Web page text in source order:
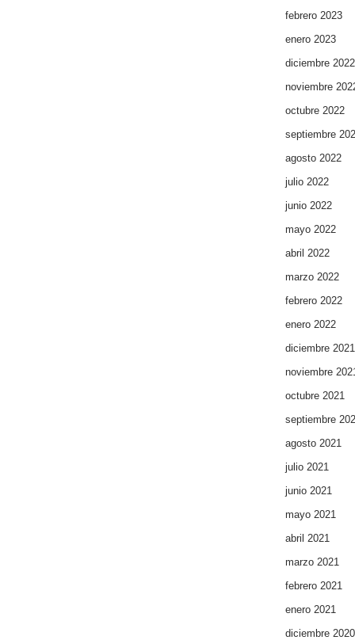
febrero 2023
enero 2023
diciembre 2022
noviembre
octubre 2022
septiembre
agosto 2022
julio 2022
junio 2022
mayo 2022
abril 2022
marzo 2022
febrero 2022
enero 2022
diciembre 2021
noviembre
octubre 2021
septiembre
agosto 2021
julio 2021
junio 2021
mayo 2021
abril 2021
marzo 2021
febrero 2021
enero 2021
diciembre 2020